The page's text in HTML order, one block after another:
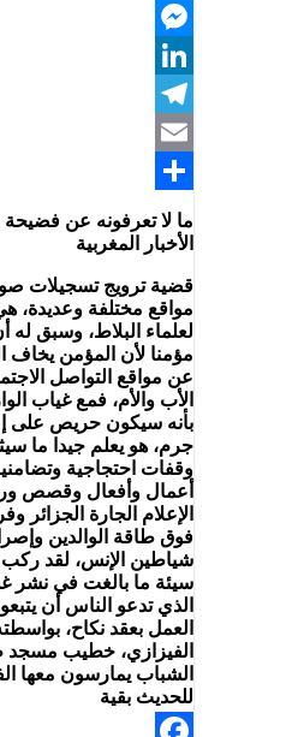
Twitter
Messenger
LinkedIn
Telegram
Email
Share
ما لا تعرفونه عن
الأخبار المغربية
قضية ترويج تسجيلات
مواقع مختلفة وعديدة،
لعلماء البلاط، وسبق
عن مواقع التواصل
الأب والأم، فمع غياب
بأنه سيكون حريص على
جرم، هو يعلم جيدا ما
وقفات احتجاجية
أعمال وأفعال وقصص
فوق طاقة الوالدين
شياطين الإنس، لقد ركب
سيئة ما بالغت في نشر
الذي تدعو الناس أن
العمل بعقد نكاح،
الفيزازي، خطيب مسجد
الشباب يمارسون معها
للحديث بقية